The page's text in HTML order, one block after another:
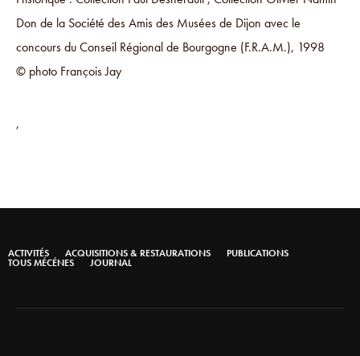
Don de la Société des Amis des Musées de Dijon avec le
concours du Conseil Régional de Bourgogne (F.R.A.M.), 1998
© photo François Jay
,
ACTIVITÉS ACQUISITIONS & RESTAURATIONS PUBLICATIONS
TOUS MÉCÉNES JOURNAL